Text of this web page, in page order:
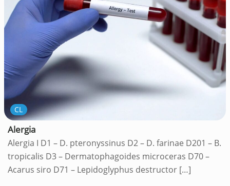
CL
Alergia
Alergia I D1 – D. pteronyssinus D2 – D. farinae D201 – B.
tropicalis D3 – Dermatophagoides microceras D70 –
Acarus siro D71 – Lepidoglyphus destructor […]